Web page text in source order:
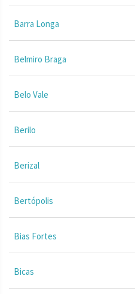
Barra Longa
Belmiro Braga
Belo Vale
Berilo
Berizal
Bertópolis
Bias Fortes
Bicas